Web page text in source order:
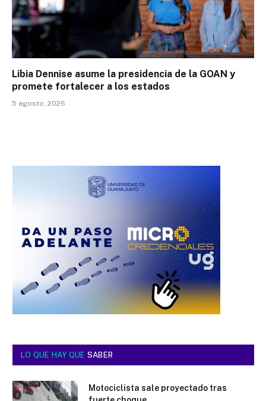
Libia Dennise asume la presidencia de la GOAN y
promete fortalecer a los estados
5 agosto, 2026
LO QUE HAY QUE SABER
Motociclista sale proyectado tras